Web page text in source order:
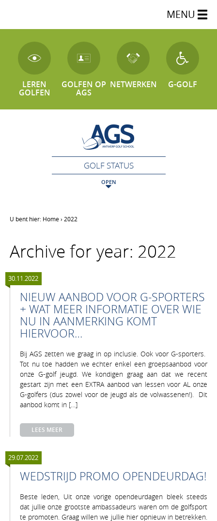
MENU
LEREN
GOLFEN
GOLFEN OP
AGS
NETWERKEN G-GOLF
GOLF STATUS
OPEN
U bent hier: Home› 2022
Archive for year: 2022
30.11.2022
NIEUW AANBOD VOOR G-SPORTERS
+ WAT MEER INFORMATIE OVER WIE
NU IN AANMERKING KOMT
HIERVOOR…
Bij AGS zetten we graag in op inclusie. Ook voor G-sporters.
Tot nu toe hadden we echter enkel een groepsaanbod voor
onze G-golf jeugd. We kondigen graag aan dat we recent
gestart zijn met een EXTRA aanbod van lessen voor AL onze
G-golfers (dus zowel voor de jeugd als de volwassenen!). Dit
aanbod komt in […]
LEES MEER
29.07.2022
WEDSTRIJD PROMO OPENDEURDAG!
Beste leden, Uit onze vorige opendeurdagen bleek steeds
dat jullie onze grootste ambassadeurs waren om de golfsport
te promoten. Graag willen we jullie hier opnieuw in betrekken.